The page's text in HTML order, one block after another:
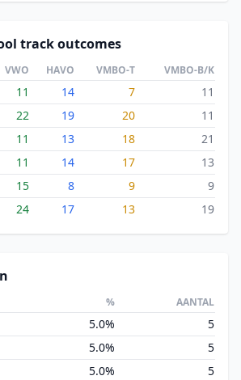
track outcomes
VWO HAVO VMBO-T VMBO-B/K
11 14 7
11
22 19 20
11
11 13 18
21
11 14 17
13
15 8 9
9
24 17 13 19
% AANTAL
5.0%
5
5.0%
5
5.0%
5